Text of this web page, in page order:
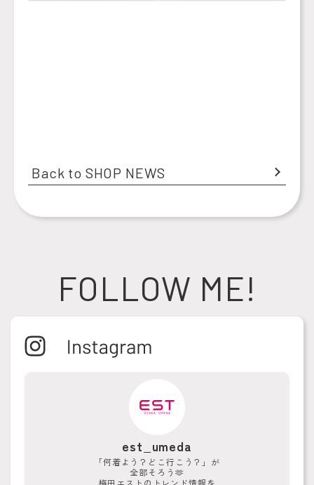
Back to SHOP NEWS
FOLLOW ME!
est_umeda
「何着よう？どこ行こう？」が
全部そろう🫶
梅田エストのトレンド情報を